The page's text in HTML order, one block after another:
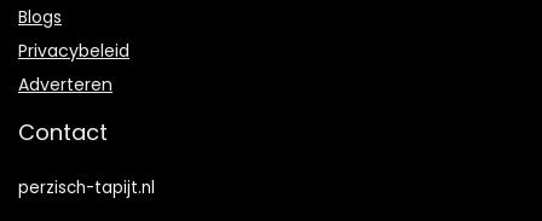
Blogs
Privacybeleid
Adverteren
Contact
perzisch-tapijt.nl